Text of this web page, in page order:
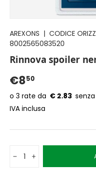
AREXONS | CODICE
8002565083520
Rinnova spoiler
€850
€ 2.83
IVA inclusa
-
+